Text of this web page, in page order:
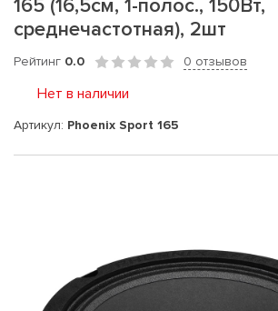
165 (16,5см, 1-полос., 150Вт,
среднечастотная), 2шт
Рейтинг 0.0 0 отзывов
Нет в наличии
Артикул: Phoenix Sport 165